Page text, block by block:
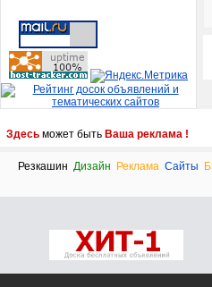
Здесь может быть Ваша реклама !
Резкашин Дизайн Реклама Сайты